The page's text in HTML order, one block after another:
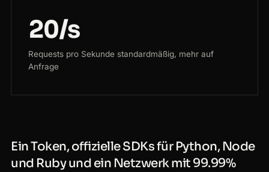
20/s
Requests pro Sekunde standardmäßig, mehr auf
Anfrage
Ein Token, offizielle SDKs für Python, Node
und Ruby und ein Netzwerk mit 99.99%